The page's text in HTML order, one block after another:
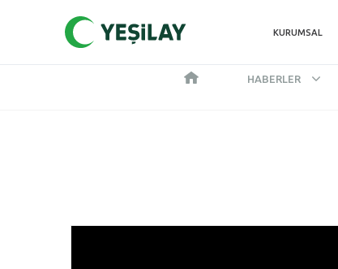
KURUMSAL
HABERLER